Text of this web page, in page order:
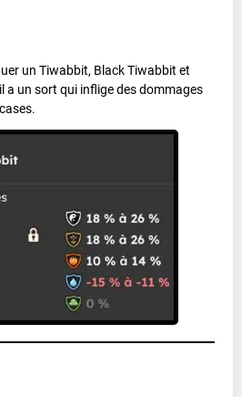
un Tiwabbit, Black Tiwabbit et
a un sort qui inflige des dommages